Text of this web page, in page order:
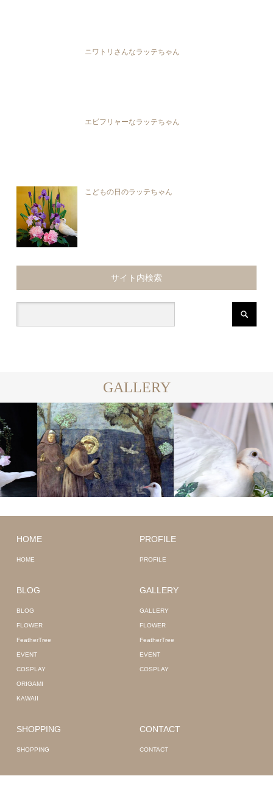
ニワトリさんなラッテちゃん
エビフリャーなラッテちゃん
こどもの日のラッテちゃん
サイト内検索
GALLERY
HOME
HOME
PROFILE
PROFILE
BLOG
BLOG
FLOWER
FeatherTree
EVENT
COSPLAY
ORIGAMI
KAWAII
GALLERY
GALLERY
FLOWER
FeatherTree
EVENT
COSPLAY
SHOPPING
SHOPPING
CONTACT
CONTACT